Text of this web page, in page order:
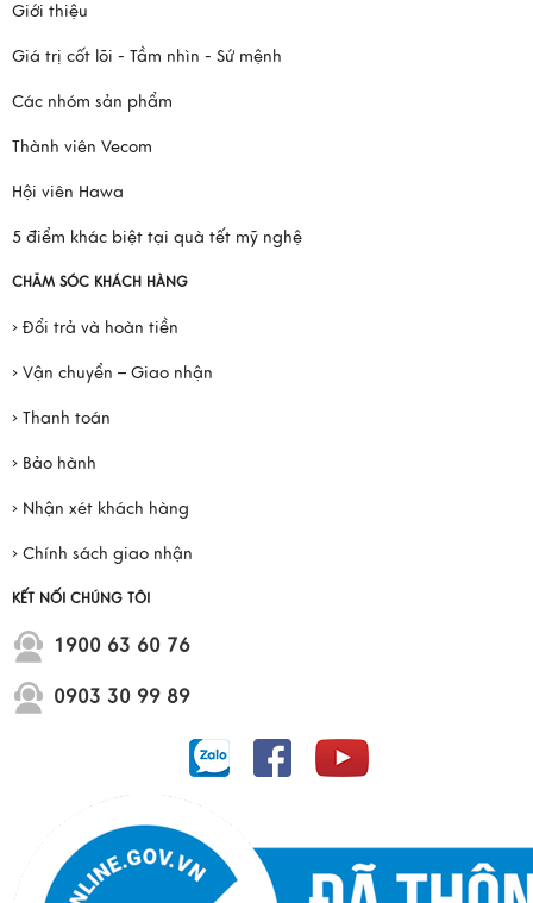
Giới thiệu
Giá trị cốt lõi - Tầm nhìn - Sứ mệnh
Các nhóm sản phẩm
Thành viên Vecom
Hội viên Hawa
5 điểm khác biệt tại quà tết mỹ nghệ
CHĂM SÓC KHÁCH HÀNG
› Đổi trả và hoàn tiền
› Vận chuyển – Giao nhận
› Thanh toán
› Bảo hành
› Nhận xét khách hàng
› Chính sách giao nhận
KẾT NỐI CHÚNG TÔI
1900 63 60 76
0903 30 99 89